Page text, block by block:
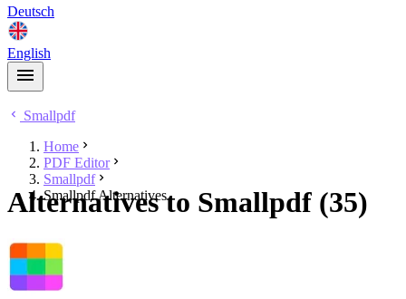
Deutsch
English
Smallpdf
Home
PDF Editor
Smallpdf
Smallpdf Alternatives
Alternatives to Smallpdf (35)